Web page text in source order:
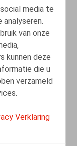
media te
van onze
kunnen deze
die u
verzameld
Verklaring
pp. 6-8